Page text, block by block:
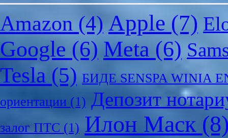
Amazon (4) Apple (7)
Google (6) Meta (6)
Tesla (5) БИДЕ SENSPA WINIA
ориентации (1) Депозит
залог ПТС (1) Илон Маск